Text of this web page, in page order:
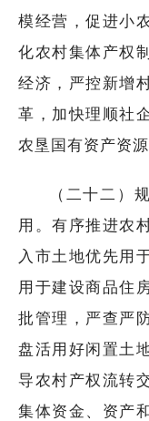
模经营，促进小
化农村集体产权
经济，严控新增
革，加快理顺社
农垦国有资产资源
（二十二）
用。有序推进农
入市土地优先用
用于建设商品住
批管理，严查严
盘活用好闲置土
导农村产权流转
集体资金、资产